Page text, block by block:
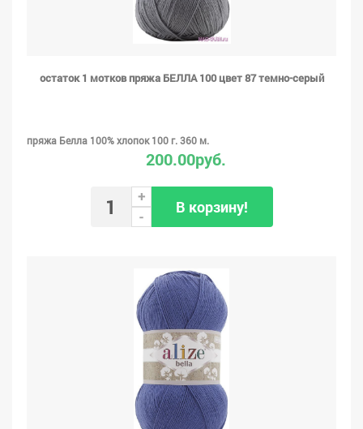
остаток 1 мотков пряжа БЕЛЛА 100 цвет 87 темно-серый
пряжа Белла 100% хлопок 100 г. 360 м.
200.00руб.
+
-
В корзину!